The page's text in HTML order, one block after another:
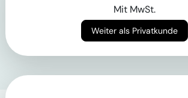
Login
Mit MwSt.
Weiter als Privatkunde